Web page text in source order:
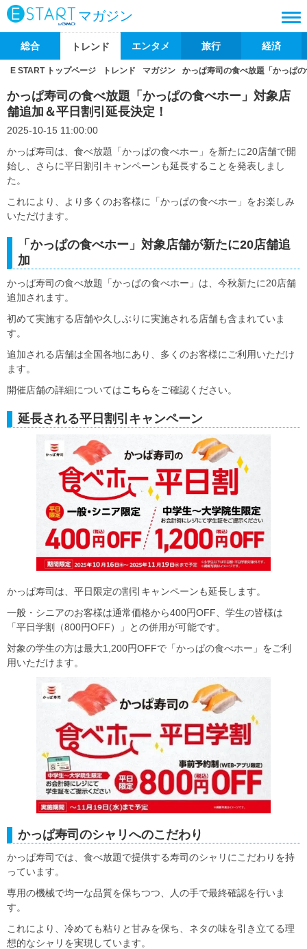
マガジン
総合 トレンド エンタメ 旅行 経済
E START トップページ トレンド マガジン かっぱ寿司の食べ放題「かっぱ
かっぱ寿司の食べ放題「かっぱの食べホー」対象店
舗追加＆平日割引延長決定！
2025-10-15 11:00:00
かっぱ寿司は、食べ放題「かっぱの食べホー」を新たに20店舗で開
始し、さらに平日割引キャンペーンも延長することを発表しまし
た。
これにより、より多くのお客様に「かっぱの食べホー」をお楽しみ
いただけます。
「かっぱの食べホー」対象店舗が新たに20店舗追
加
かっぱ寿司の食べ放題「かっぱの食べホー」は、今秋新たに20店舗
追加されます。
初めて実施する店舗や久しぶりに実施される店舗も含まれていま
す。
追加される店舗は全国各地にあり、多くのお客様にご利用いただけ
ます。
開催店舗の詳細についてはこちらをご確認ください。
延長される平日割引キャンペーン
かっぱ寿司は、平日限定の割引キャンペーンも延長します。
一般・シニアのお客様は通常価格から400円OFF、学生の皆様は
「平日学割（800円OFF）」との併用が可能です。
対象の学生の方は最大1,200円OFFで「かっぱの食べホー」をご利
用いただけます。
かっぱ寿司のシャリへのこだわり
かっぱ寿司では、食べ放題で提供する寿司のシャリにこだわりを持
っています。
専用の機械で均一な品質を保ちつつ、人の手で最終確認を行いま
す。
これにより、冷めても粘りと甘みを保ち、ネタの味を引き立てる理
想的なシャリを実現しています。